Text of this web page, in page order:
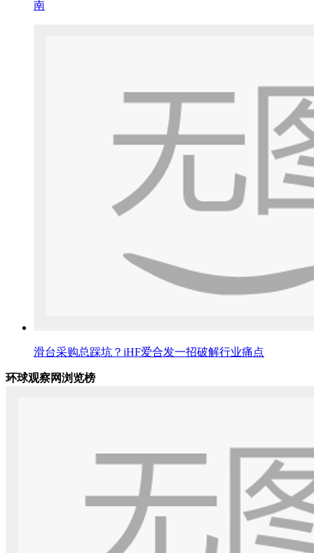
南
滑台采购总踩坑？iHF爱合发一招破解行业痛点
环球观察网浏览榜